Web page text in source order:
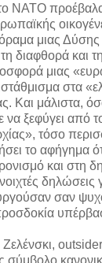
ΝΑΤΟ
μιας
διαφθορά και
μιας
στα
Και μάλιστα,
ξεφύγει από
τόσο
το αφήγημα
και στη
δηλώσεις
σαν
σύμβολο